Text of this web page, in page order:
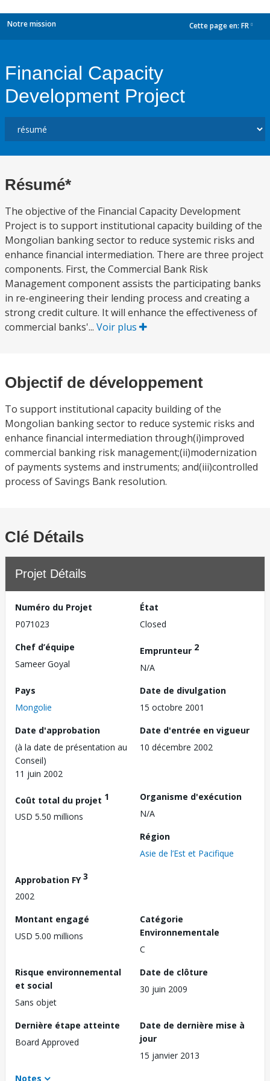
Notre mission Cette page en: FR
Financial Capacity
Development Project
Résumé*
The objective of the Financial Capacity Development
Project is to support institutional capacity building of the
Mongolian banking sector to reduce systemic risks and
enhance financial intermediation. There are three project
components. First, the Commercial Bank Risk
Management component assists the participating banks
in re-engineering their lending process and creating a
strong credit culture. It will enhance the effectiveness of
commercial banks'... Voir plus
Objectif de développement
To support institutional capacity building of the
Mongolian banking sector to reduce systemic risks and
enhance financial intermediation through(i)improved
commercial banking risk management;(ii)modernization
of payments systems and instruments; and(iii)controlled
process of Savings Bank resolution.
Clé Détails
Projet Détails
Numéro du Projet
P071023
État
Closed
Chef d’équipe
Sameer Goyal
Emprunteur 2
N/A
Pays
Mongolie
Date de divulgation
15 octobre 2001
Date d'approbation
(à la date de présentation au
Conseil)
11 juin 2002
Date d'entrée en vigueur
10 décembre 2002
Coût total du projet 1
USD 5.50 millions
Organisme d'exécution
N/A
Région
Asie de l’Est et Pacifique
Approbation FY3
2002
Montant engagé
USD 5.00 millions
Catégorie
Environnementale
C
Risque environnemental
et social
Sans objet
Date de clôture
30 juin 2009
Dernière étape atteinte
Board Approved
Date de dernière mise à
jour
15 janvier 2013
Notes